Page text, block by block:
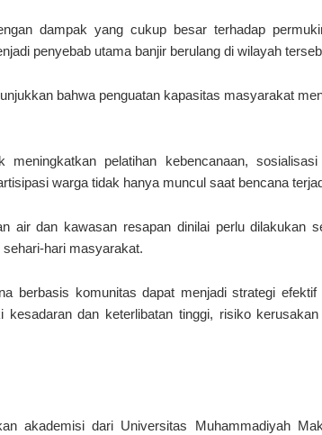
dampak yang cukup besar terhadap
penyebab utama banjir berulang di wilayah
bahwa penguatan kapasitas masyarakat
meningkatkan pelatihan kebencanaan,
warga tidak hanya muncul saat bencana
air dan kawasan resapan dinilai perlu dilakukan
hari masyarakat.
berbasis komunitas dapat menjadi strategi efektif
dan keterlibatan tinggi, risiko
akademisi dari Universitas Muhammadiyah